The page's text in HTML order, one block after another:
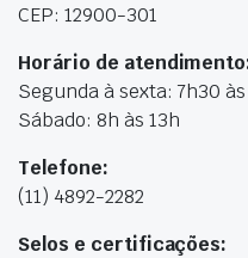
CEP: 12900-301
Horário de
Segunda à sexta: 7h30 às
Sábado: 8h às 13h
Telefone:
(11) 4892-2282
Selos e certificações: